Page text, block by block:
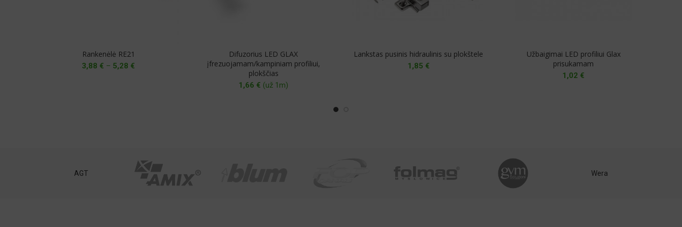
Rankenėlė RE21
3,88 € – 5,28 €
Difuzorius LED GLAX
įfrezuojamam/kampiniam profiliui,
plokščias
1,66 € (už 1m)
Lankstas pusinis hidraulinis su plokštele
1,85 €
Užbaigimai LED profiliui Glax
prisukamam
1,02 €
AGT Wera